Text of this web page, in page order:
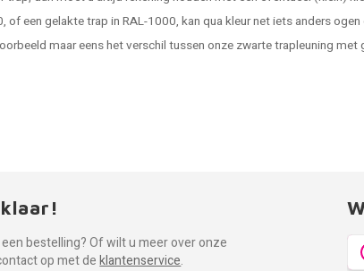
of een gelakte trap in RAL-1000, kan qua kleur net iets anders
maar eens het verschil tussen onze zwarte trapleuning
bestelling? Of wilt u meer over onze
op met deklantenservice.